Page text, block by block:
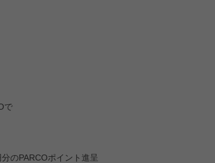
で
のPARCOポイント進呈